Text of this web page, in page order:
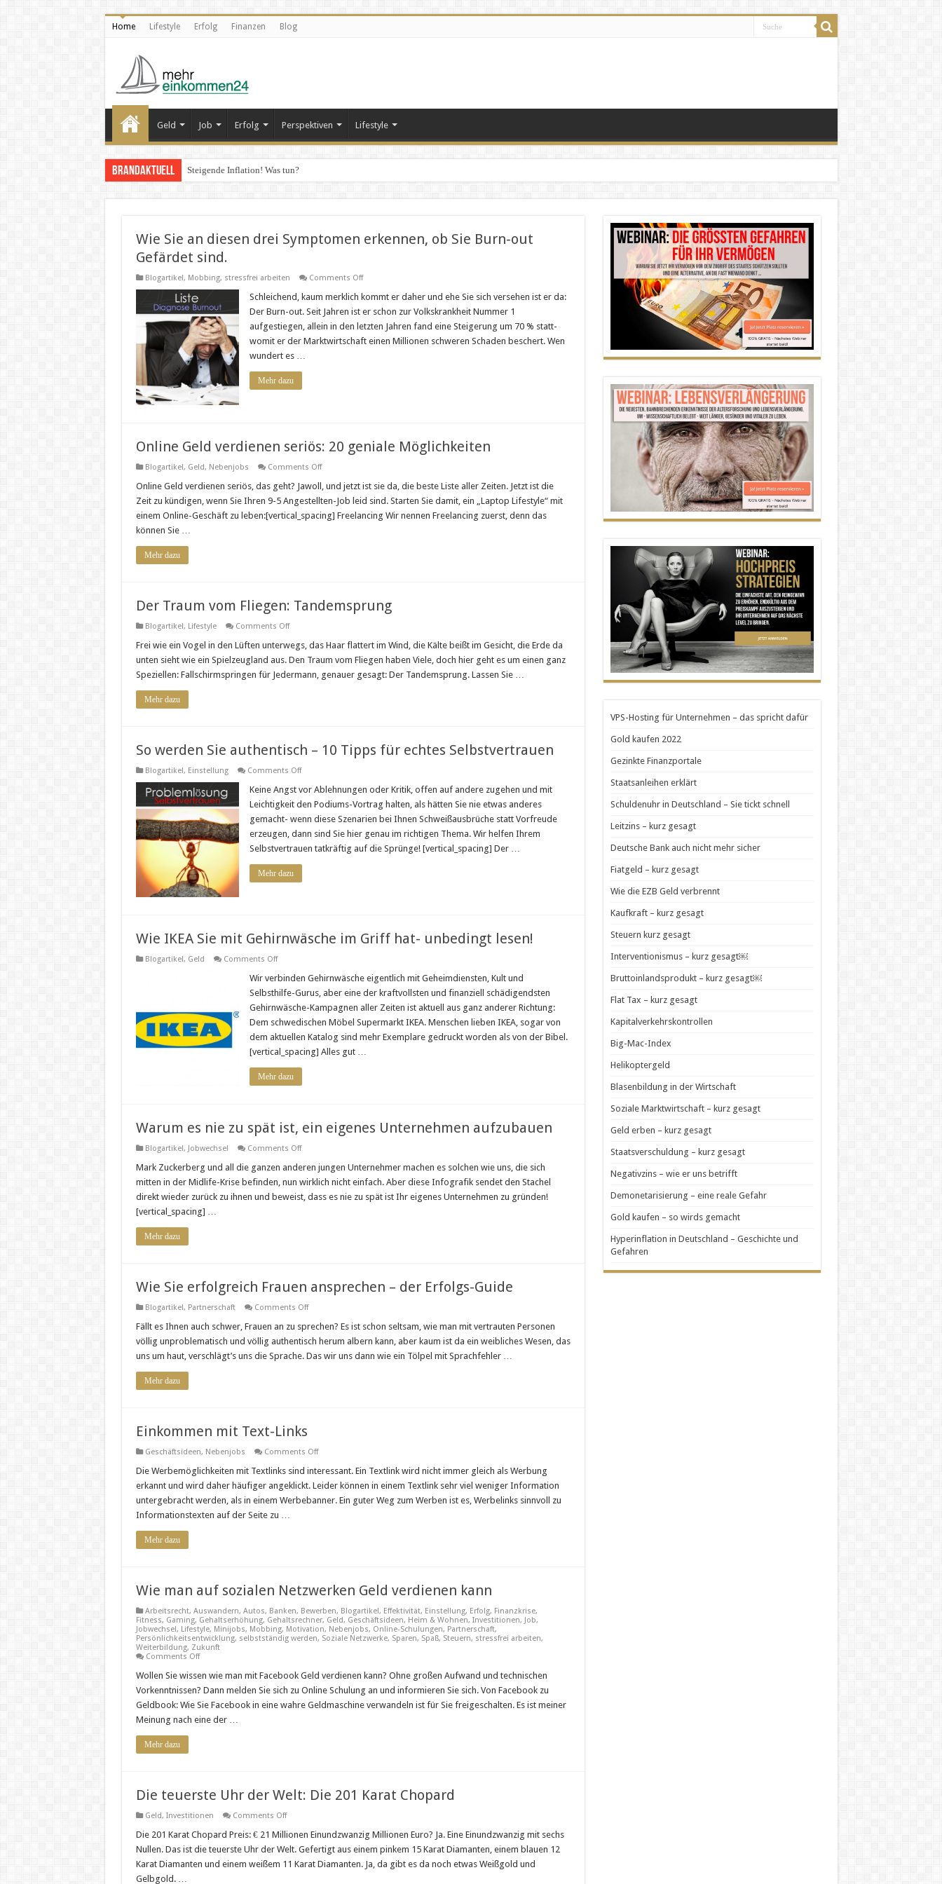
Home Lifestyle Erfolg Finanzen Blog
Geld Job Erfolg Perspektiven Lifestyle
Brandaktuell Steigende Inflation! Was tun?
Wie Sie an diesen drei Symptomen erkennen, ob Sie Burn-out
Gefärdet sind.
Blogartikel, Mobbing, stressfrei arbeiten Comments Offon
Sie
diesen
drei
Symptomen
erkennen,
Schleichend, kaum merklich kommt er daher und ehe Sie sich versehen ist er da:
Der Burn-out. Seit Jahren ist er schon zur Volkskrankheit Nummer 1
aufgestiegen, allein in den letzten Jahren fand eine Steigerung um 70 % statt-
womit er der Marktwirtschaft einen Millionen schweren Schaden beschert. Wen
wundert es …
Mehr dazu
Online Geld verdienen seriös: 20 geniale Möglichkeiten
Blogartikel, Geld, Nebenjobs Comments Offon
Geld
verdienen
seriös:
20
geniale
Online Geld verdienen seriös, das geht? Jawoll, und jetzt ist sie da, die beste Liste aller Zeiten. Jetzt ist die
Zeit zu kündigen, wenn Sie Ihren 9-5 Angestellten-Job leid sind. Starten Sie damit, ein „Laptop Lifestyle“ mit
einem Online-Geschäft zu leben:[vertical_spacing] Freelancing Wir nennen Freelancing zuerst, denn das
können Sie …
Mehr dazu
Der Traum vom Fliegen: Tandemsprung
Blogartikel, Lifestyle Comments Offon
Traum
vom
Fliegen:
Tandemsprung
Frei wie ein Vogel in den Lüften unterwegs, das Haar flattert im Wind, die Kälte beißt im Gesicht, die Erde da
unten sieht wie ein Spielzeugland aus. Den Traum vom Fliegen haben Viele, doch hier geht es um einen ganz
Speziellen: Fallschirmspringen für Jedermann, genauer gesagt: Der Tandemsprung. Lassen Sie …
Mehr dazu
So werden Sie authentisch – 10 Tipps für echtes Selbstvertrauen
Blogartikel, Einstellung Comments Offon
werden
authentisch
–
10
Tipps
echtes
Keine Angst vor Ablehnungen oder Kritik, offen auf andere zugehen und mit
Leichtigkeit den Podiums-Vortrag halten, als hätten Sie nie etwas anderes
gemacht- wenn diese Szenarien bei Ihnen Schweißausbrüche statt Vorfreude
erzeugen, dann sind Sie hier genau im richtigen Thema. Wir helfen Ihrem
Selbstvertrauen tatkräftig auf die Sprünge! [vertical_spacing] Der …
Mehr dazu
Wie IKEA Sie mit Gehirnwäsche im Griff hat- unbedingt lesen!
Blogartikel , Geld Comments Offon
IKEA
mit
Gehirnwäsche
im
Griff
unbedingt
lesen!
Wir verbinden Gehirnwäsche eigentlich mit Geheimdiensten, Kult und
Selbsthilfe-Gurus, aber eine der kraftvollsten und finanziell schädigendsten
Gehirnwäsche-Kampagnen aller Zeiten ist aktuell aus ganz anderer Richtung:
Dem schwedischen Möbel Supermarkt IKEA. Menschen lieben IKEA, sogar von
dem aktuellen Katalog sind mehr Exemplare gedruckt worden als von der Bibel.
[vertical_spacing] Alles gut …
Mehr dazu
Warum es nie zu spät ist, ein eigenes Unternehmen aufzubauen
Blogartikel , Jobwechsel Comments Offon
es
zu
spät
ist,
Mark Zuckerberg und all die ganzen anderen jungen Unternehmer machen es solchen wie uns, die sich
mitten in der Midlife-Krise befinden, nun wirklich nicht einfach. Aber diese Infografik sendet den Stachel
direkt wieder zurück zu ihnen und beweist, dass es nie zu spät ist Ihr eigenes Unternehmen zu gründen!
[vertical_spacing] …
Mehr dazu
Wie Sie erfolgreich Frauen ansprechen – der Erfolgs-Guide
Blogartikel , Partnerschaft Comments Offon
Sie
Frauen
ansprechen
–
Fällt es Ihnen auch schwer, Frauen an zu sprechen? Es ist schon seltsam, wie man mit vertrauten Personen
völlig unproblematisch und völlig authentisch herum albern kann, aber kaum ist da ein weibliches Wesen, das
uns um haut, verschlägt’s uns die Sprache. Das wir uns dann wie ein Tölpel mit Sprachfehler …
Mehr dazu
Einkommen mit Text-Links
Geschäftsideen, Nebenjobs Comments Offon
mit
Links
Die Werbemöglichkeiten mit Textlinks sind interessant. Ein Textlink wird nicht immer gleich als Werbung
erkannt und wird daher häufiger angeklickt. Leider können in einem Textlink sehr viel weniger Information
untergebracht werden, als in einem Werbebanner. Ein guter Weg zum Werben ist es, Werbelinks sinnvoll zu
Informationstexten auf der Seite zu …
Mehr dazu
Wie man auf sozialen Netzwerken Geld verdienen kann
Arbeitsrecht, Auswandern, Autos, Banken, Bewerben, Blogartikel , Effektivität, Einstellung, Erfolg, Finanzkrise,
Fitness, Gaming, Gehaltserhöhung, Gehaltsrechner, Geld, Geschäftsideen, Heim & Wohnen, Investitionen, Job,
Jobwechsel , Lifestyle, Minijobs, Mobbing, Motivation, Nebenjobs, Online-Schulungen, Partnerschaft,
Persönlichkeitsentwicklung, selbstständig werden, Soziale Netzwerke, Sparen, Spaß, Steuern, stressfrei arbeiten,
Weiterbildung, Zukunft
Comments Offon
man
sozialen
Netzwerken
Geld
verdienen
Wollen Sie wissen wie man mit Facebook Geld verdienen kann? Ohne großen Aufwand und technischen
Vorkenntnissen? Dann melden Sie sich zu Online Schulung an und informieren Sie sich. Von Facebook zu
Geldbook: Wie Sie Facebook in eine wahre Geldmaschine verwandeln ist für Sie freigeschalten. Es ist meiner
Meinung nach eine der …
Mehr dazu
Die teuerste Uhr der Welt: Die 201 Karat Chopard
Geld, Investitionen Comments Offon
teuerste
der
Welt:
Die
Die 201 Karat Chopard Preis: € 21 Millionen Einundzwanzig Millionen Euro? Ja. Eine Einundzwanzig mit sechs
Nullen. Das ist die teuerste Uhr der Welt. Gefertigt aus einem pinkem 15 Karat Diamanten, einem blauen 12
Karat Diamanten und einem weißem 11 Karat Diamanten. Ja, da gibt es da noch etwas Weißgold und
Gelbgold. …
VPS-Hosting für Unternehmen – das spricht dafür
Gold kaufen 2022
Gezinkte Finanzportale
Staatsanleihen erklärt
Schuldenuhr in Deutschland – Sie tickt schnell
Leitzins – kurz gesagt
Deutsche Bank auch nicht mehr sicher
Fiatgeld – kurz gesagt
Wie die EZB Geld verbrennt
Kaufkraft – kurz gesagt
Steuern kurz gesagt
Interventionismus – kurz gesagt￼
Bruttoinlandsprodukt – kurz gesagt￼
Flat Tax – kurz gesagt
Kapitalverkehrskontrollen
Big-Mac-Index
Helikoptergeld
Blasenbildung in der Wirtschaft
Soziale Marktwirtschaft – kurz gesagt
Geld erben – kurz gesagt
Staatsverschuldung – kurz gesagt
Negativzins – wie er uns betrifft
Demonetarisierung – eine reale Gefahr
Gold kaufen – so wirds gemacht
Hyperinflation in Deutschland – Geschichte und
Gefahren